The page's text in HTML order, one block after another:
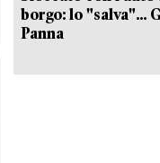
borgo: lo "salva"...
Panna